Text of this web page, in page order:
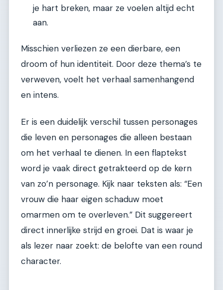
je hart breken, maar ze voelen altijd echt
aan.
Misschien verliezen ze een dierbare, een
droom of hun identiteit. Door deze thema’s te
verweven, voelt het verhaal samenhangend
en intens.
Er is een duidelijk verschil tussen personages
die leven en personages die alleen bestaan
om het verhaal te dienen. In een flaptekst
word je vaak direct getrakteerd op de kern
van zo’n personage. Kijk naar teksten als: “Een
vrouw die haar eigen schaduw moet
omarmen om te overleven.” Dit suggereert
direct innerlijke strijd en groei. Dat is waar je
als lezer naar zoekt: de belofte van een round
character.